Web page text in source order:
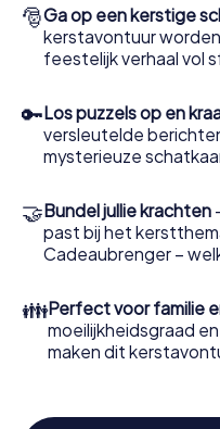
De Xmas Adventure is
programmapunt voor
Motherwell: een
Motherwell aanvullen. En
in Motherwell zal ook
Adventure. De
mag verwachten:
kerstthema. Trakteer uw
onvergetelijk einde van
kerstspeurtocht als
🎅Ga op een kerstige
kerstavontuur
feestelijk verhaal vol
🔑Los puzzels op en
versleutelde
mysterieuze
🤝Bundel jullie krachten
past bij het
Cadeaubrenger –
👪Perfect voor familie
moeilijkheidsgraad
maken dit